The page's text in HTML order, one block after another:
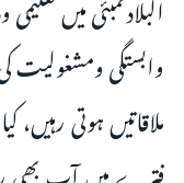
وابستگی ومشغولیت
ملاقاتیں ہوتی
فترے میں آپ بھی